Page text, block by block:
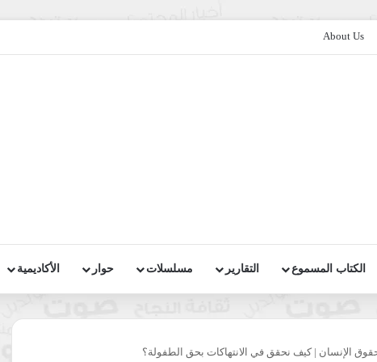
About Us
الكتاب المسموع التقارير مسلسلات حوار الأكاديمية
الإنسان | كيف نحقق في الانتهاكات بحق الطفولة؟